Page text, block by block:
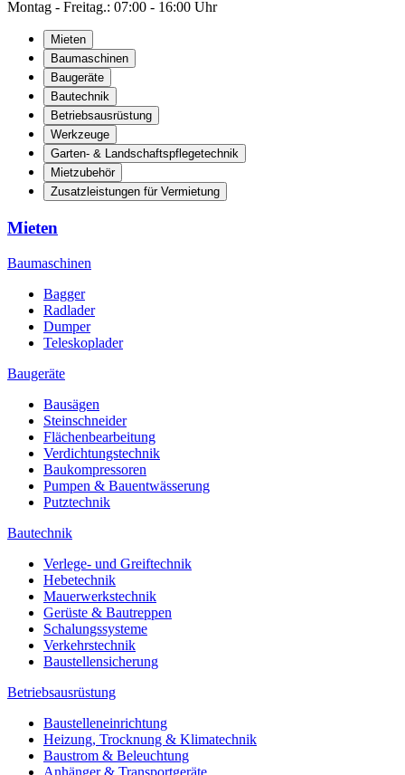
Montag - Freitag.: 07:00 - 16:00 Uhr
Mieten
Baumaschinen
Baugeräte
Bautechnik
Betriebsausrüstung
Werkzeuge
Garten- & Landschaftspflegetechnik
Mietzubehör
Zusatzleistungen für Vermietung
Mieten
Baumaschinen
Bagger
Radlader
Dumper
Teleskoplader
Baugeräte
Bausägen
Steinschneider
Flächenbearbeitung
Verdichtungstechnik
Baukompressoren
Pumpen & Bauentwässerung
Putztechnik
Bautechnik
Verlege- und Greiftechnik
Hebetechnik
Mauerwerkstechnik
Gerüste & Bautreppen
Schalungssysteme
Verkehrstechnik
Baustellensicherung
Betriebsausrüstung
Baustelleneinrichtung
Heizung, Trocknung & Klimatechnik
Baustrom & Beleuchtung
Anhänger & Transportgeräte